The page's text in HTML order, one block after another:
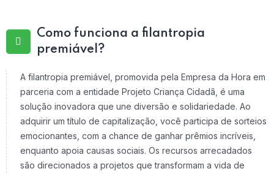
Como funciona a filantropia
premiável?
A filantropia premiável, promovida pela Empresa da Hora em
parceria com a entidade Projeto Criança Cidadã, é uma
solução inovadora que une diversão e solidariedade. Ao
adquirir um título de capitalização, você participa de sorteios
emocionantes, com a chance de ganhar prêmios incríveis,
enquanto apoia causas sociais. Os recursos arrecadados
são direcionados a projetos que transformam a vida de